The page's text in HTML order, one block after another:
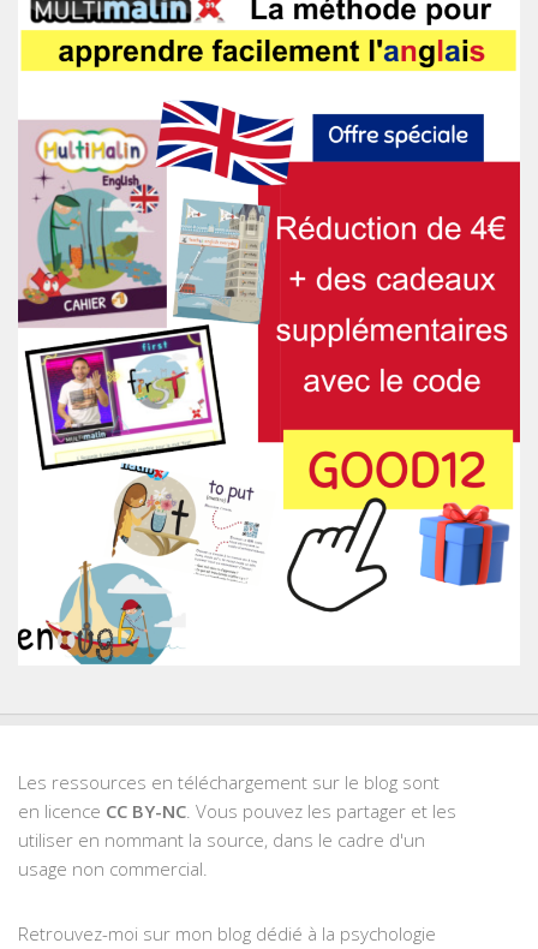
Les ressources en téléchargement sur le blog sont
en licence CC BY-NC. Vous pouvez les partager et les
utiliser en nommant la source, dans le cadre d'un
usage non commercial.
Retrouvez-moi sur mon blog dédié à la psychologie